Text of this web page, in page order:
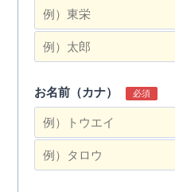
お名前（カナ） 必須